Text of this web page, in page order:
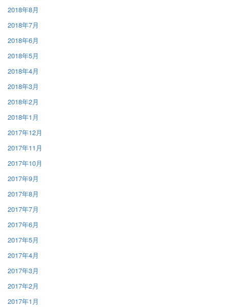
2018年8月
2018年7月
2018年6月
2018年5月
2018年4月
2018年3月
2018年2月
2018年1月
2017年12月
2017年11月
2017年10月
2017年9月
2017年8月
2017年7月
2017年6月
2017年5月
2017年4月
2017年3月
2017年2月
2017年1月